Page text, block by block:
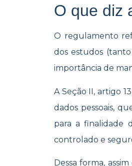
O que diz
O regulamento
dos estudos
importância de
A Seção II, artigo
dados pessoais,
para a finalidade
controlado e
Dessa forma,